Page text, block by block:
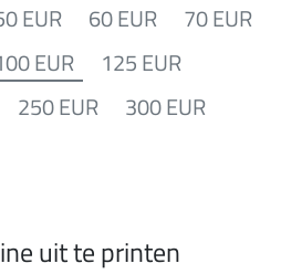
EUR 60 EUR
70 EUR
EUR
125 EUR
250 EUR
300 EUR
uit te printen